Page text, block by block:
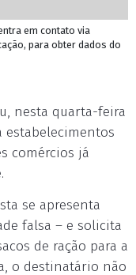
em contato via
para obter dados do
nesta quarta-feira
estabelecimentos
comércios já
se apresenta
falsa – e solicita
de ração para a
o destinatário não